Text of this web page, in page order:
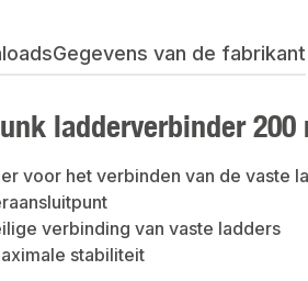
Gegevens van de fabrikant
ladderverbinder
voor het verbinden van de vaste
verbinding van vaste ladders
stabiliteit